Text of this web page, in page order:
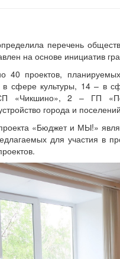
перечень
на основе инициатив
40 проектов,
в сфере культуры, 14 – в
2 – ГП
города и
«Бюджет и МЫ!»
для участия в